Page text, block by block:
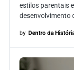
estilos parentais
desenvolvimento
by Dentro da